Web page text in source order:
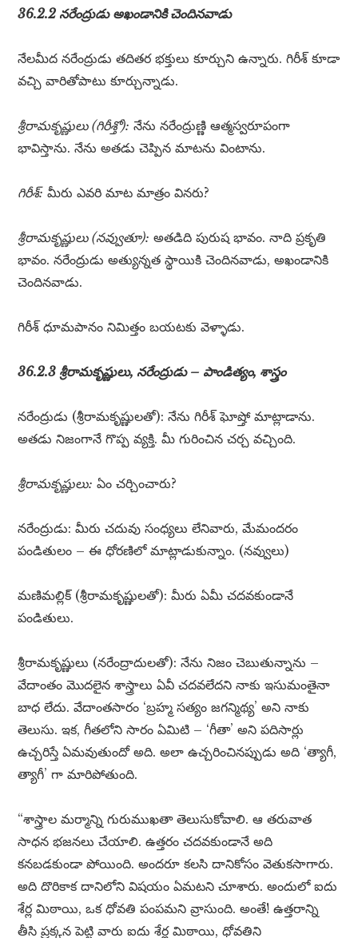
36.2.2 నరేంద్రుడు అఖండానికి చెందినవాడు
నేలమీద నరేంద్రుడు తదితర భక్తులు కూర్చుని ఉన్నారు. గిరీశ్ కూడా
వచ్చి వారితోపాటు కూర్చున్నాడు.
శ్రీరామకృష్ణులు (గిరీశ్తో): నేను నరేంద్రుణ్ణి ఆత్మస్వరూపంగా
భావిస్తాను. నేను అతడు చెప్పిన మాటను వింటాను.
గిరీశ్: మీరు ఎవరి మాట మాత్రం వినరు?
శ్రీరామకృష్ణులు (నవ్వుతూ): అతడిది పురుష భావం. నాది ప్రకృతి
భావం. నరేంద్రుడు అత్యున్నత స్థాయికి చెందినవాడు, అఖండానికి
చెందినవాడు.
గిరీశ్ ధూమపానం నిమిత్తం బయటకు వెళ్ళాడు.
36.2.3 శ్రీరామకృష్ణులు, నరేంద్రుడు – పాండిత్యం, శాస్త్రం
నరేంద్రుడు (శ్రీరామకృష్ణులతో): నేను గిరీశ్ ఘోష్తో మాట్లాడాను.
అతడు నిజంగానే గొప్ప వ్యక్తి. మీ గురించిన చర్చ వచ్చింది.
శ్రీరామకృష్ణులు: ఏం చర్చించారు?
నరేంద్రుడు: మీరు చదువు సంధ్యలు లేనివారు, మేమందరం
పండితులం – ఈ ధోరణిలో మాట్లాడుకున్నాం. (నవ్వులు)
మణిమల్లిక్ (శ్రీరామకృష్ణులతో): మీరు ఏమీ చదవకుండానే
పండితులు.
శ్రీరామకృష్ణులు (నరేంద్రాదులతో): నేను నిజం చెబుతున్నాను –
వేదాంతం మొదలైన శాస్త్రాలు ఏవీ చదవలేదని నాకు ఇసుమంతైనా
బాధ లేదు. వేదాంతసారం ‘బ్రహ్మ సత్యం జగన్మిథ్య’ అని నాకు
తెలుసు. ఇక, గీతలోని సారం ఏమిటి – ‘గీతా’ అని పదిసార్లు
ఉచ్చరిస్తే ఏమవుతుందో అది. అలా ఉచ్చరించినప్పుడు అది ‘త్యాగీ,
త్యాగీ’ గా మారిపోతుంది.
“శాస్త్రాల మర్మాన్ని గురుముఖతా తెలుసుకోవాలి. ఆ తరువాత
సాధన భజనలు చేయాలి. ఉత్తరం చదవకుండానే అది
కనబడకుండా పోయింది. అందరూ కలసి దానికోసం వెతుకసాగారు.
అది దొరికాక దానిలోని విషయం ఏమటని చూశారు. అందులో ఐదు
శేర్ల మిఠాయి, ఒక ధోవతి పంపమని వ్రాసుంది. అంతే! ఉత్తరాన్ని
తీసి ప్రక్కన పెట్టి వారు ఐదు శేర్ల మిఠాయి, ధోవతిని